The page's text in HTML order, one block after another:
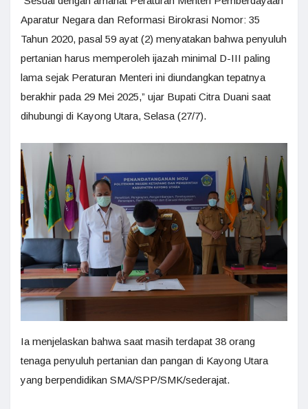
Aparatur Negara dan Reformasi Birokrasi Nomor: 35
Tahun 2020, pasal 59 ayat (2) menyatakan bahwa penyuluh
pertanian harus memperoleh ijazah minimal D-III paling
lama sejak Peraturan Menteri ini diundangkan tepatnya
berakhir pada 29 Mei 2025,” ujar Bupati Citra Duani saat
dihubungi di Kayong Utara, Selasa (27/7).
Ia menjelaskan bahwa saat masih terdapat 38 orang
tenaga penyuluh pertanian dan pangan di Kayong Utara
yang berpendidikan SMA/SPP/SMK/sederajat.